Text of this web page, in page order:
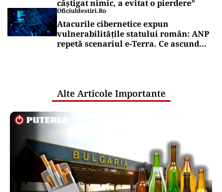
câștigat nimic, a evitat o pierdere”
Oficiuldestiri.ro
Atacurile cibernetice expun
vulnerabilitățile statului român: ANP
repetă scenariul e‑Terra. Ce ascund
Alte Articole Importante